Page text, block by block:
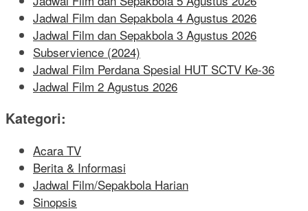
Jadwal Film dan Sepakbola 4 Agustus 2026
Jadwal Film dan Sepakbola 3 Agustus 2026
Subservience (2024)
Jadwal Film Perdana Spesial HUT SCTV Ke-36
Jadwal Film 2 Agustus 2026
Kategori:
Acara TV
Berita & Informasi
Jadwal Film/Sepakbola Harian
Sinopsis